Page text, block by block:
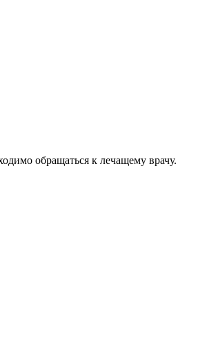
обращаться к лечащему врачу.